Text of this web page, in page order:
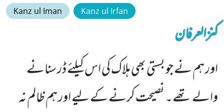
Kanz ul Iman Kanz ul Irfan
کنزالعرفان
اور ہم نے جو بستی بھی ہلاک کی اس کیلئے ڈر سنانے
والے تھے۔ نصیحت کرنے کے لیے اور ہم ظالم نہ